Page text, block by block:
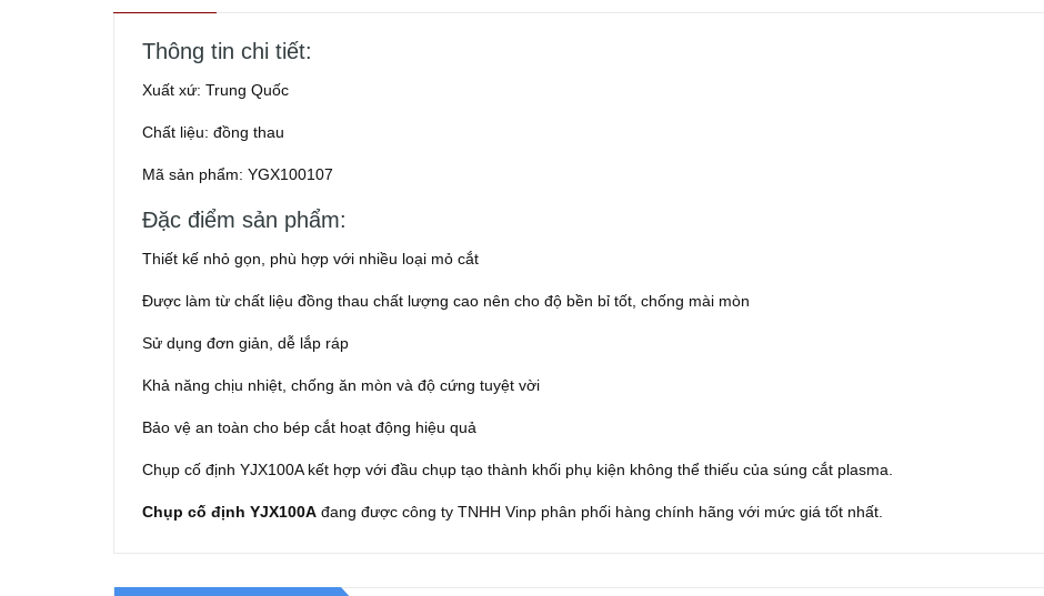
Thông tin chi tiết:
Xuất xứ: Trung Quốc
Chất liệu: đồng thau
Mã sản phẩm: YGX100107
Đặc điểm sản phẩm:
Thiết kế nhỏ gọn, phù hợp với nhiều loại mỏ cắt
Được làm từ chất liệu đồng thau chất lượng cao nên cho độ bền bỉ tốt, chống mài mòn
Sử dụng đơn giản, dễ lắp ráp
Khả năng chịu nhiệt, chống ăn mòn và độ cứng tuyệt vời
Bảo vệ an toàn cho bép cắt hoạt động hiệu quả
Chụp cố định YJX100A kết hợp với đầu chụp tạo thành khối phụ kiện không thể thiếu của súng cắt plasma.
Chụp cố định YJX100A đang được công ty TNHH Vinp phân phối hàng chính hãng với mức giá tốt nhất.